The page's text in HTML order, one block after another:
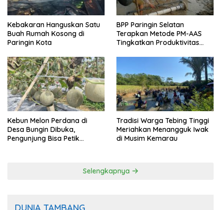
Kebakaran Hanguskan Satu
Buah Rumah Kosong di
Paringin Kota
BPP Paringin Selatan
Terapkan Metode PM-AAS
Tingkatkan Produktivitas
Kebun Melon Perdana di
Desa Bungin Dibuka,
Pengunjung Bisa Petik
Tradisi Warga Tebing Tinggi
Meriahkan Menangguk Iwak
di Musim Kemarau
Selengkapnya